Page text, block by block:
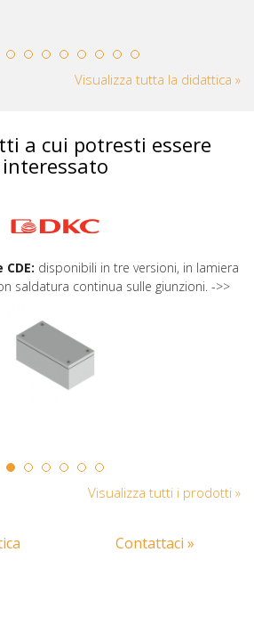
Visualizza tutta la didattica »
a cui potresti essere
interessato
disponibili in tre versioni, in lamiera
saldatura continua sulle giunzioni. ->>
Visualizza tutti i prodotti »
Contattaci »